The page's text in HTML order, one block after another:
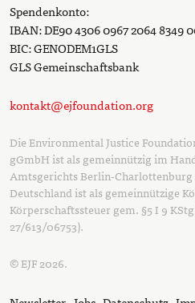
Spendenkonto:
IBAN: DE90 4306 0967 2064 8349
BIC: GENODEM1GLS
GLS Gemeinschaftsbank
kontakt@ejfoundation.org
Die Environmental Justice
gGmbH ist als gemeinnützig im
Amtsgerichts Berlin-Charlottenburg
Deutschland ist als gemeinnützige
Körperschaftssteuer gem. §5 I 9
27/613/06753).
© EJF 2026.